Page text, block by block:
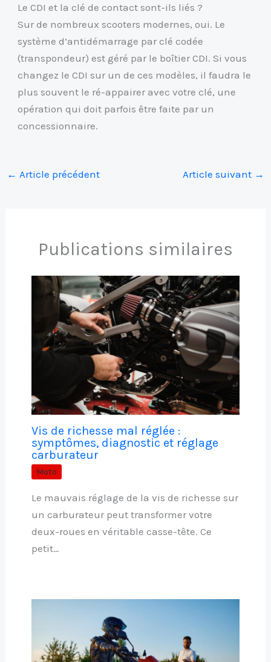
Le CDI et la clé de contact sont-ils liés ?
Sur de nombreux scooters modernes, oui. Le
système d’antidémarrage par clé codée
(transpondeur) est géré par le boîtier CDI. Si vous
changez le CDI sur un de ces modèles, il faudra le
plus souvent le ré-appairer avec votre clé, une
opération qui doit parfois être faite par un
concessionnaire.
← Article précédent Article suivant →
Publications similaires
Vis de richesse mal réglée :
symptômes, diagnostic et réglage
carburateur
Moto
Le mauvais réglage de la vis de richesse sur
un carburateur peut transformer votre
deux-roues en véritable casse-tête. Ce
petit…